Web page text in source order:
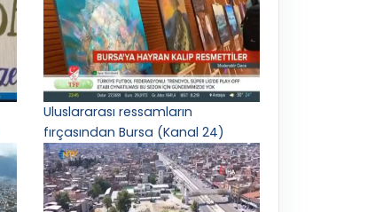
Uluslararası ressamların
fırçasından Bursa (Kanal 24)